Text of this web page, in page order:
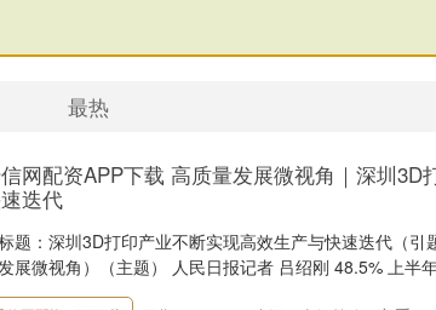
最热
网配资APP下载 高质量发展微视角｜深圳3D
迭代
题：深圳3D打印产业不断实现高效生产与快速迭代（引
展微视角）（主题） 人民日报记者 吕绍刚 48.5% 上半